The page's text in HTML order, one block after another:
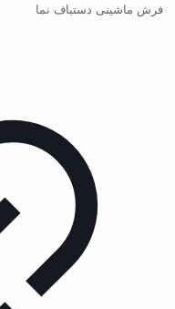
فرش ماشینی دستباف نما